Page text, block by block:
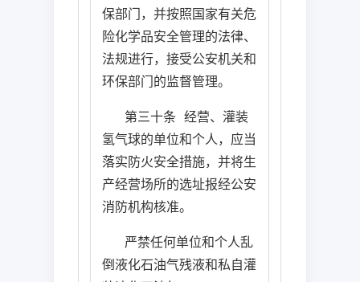
保部门，并按照国家有关危
险化学品安全管理的法律、
法规进行，接受公安机关和
环保部门的监督管理。
第三十条 经营、灌装
氢气球的单位和个人，应当
落实防火安全措施，并将生
产经营场所的选址报经公安
消防机构核准。
严禁任何单位和个人乱
倒液化石油气残液和私自灌